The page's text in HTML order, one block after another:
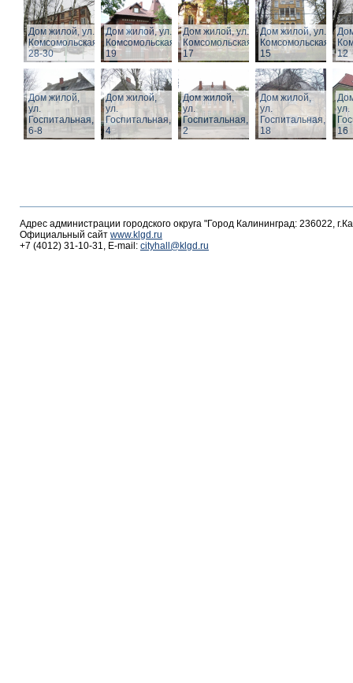
Дом жилой, ул.
Комсомольская,
28-30
Дом жилой, ул.
Комсомольская,
19
Дом жилой, ул.
Комсомольская,
17
Дом жилой, ул.
Комсомольская,
15
12
Дом жилой,
ул.
Госпитальная,
6-8
Дом жилой,
ул.
Госпитальная,
4
Дом жилой,
ул.
Госпитальная,
2
Дом жилой,
ул.
Госпитальная,
18
ул.
16
Адрес администрации городского округа "Город Калининград: 236022,
Официальный сайт www.klgd.ru
+7 (4012) 31-10-31, E-mail: cityhall@klgd.ru